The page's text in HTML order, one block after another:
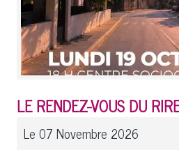
LE RENDEZ-VOUS DU
Le 07 Novembre 2026